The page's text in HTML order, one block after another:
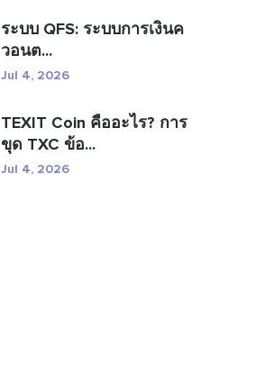
ระบบ QFS: ระบบการเงินค
วอนต...
Jul 4, 2026
TEXIT Coin คืออะไร? การ
ขุด TXC ข้อ...
Jul 4, 2026